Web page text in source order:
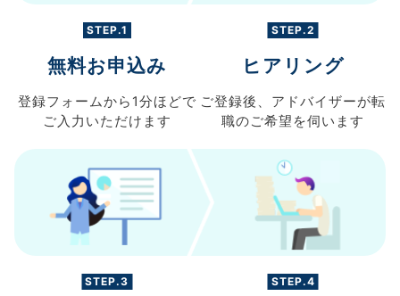
STEP.1
無料お申込み
登録フォームから 1分ほどで
ご入力 いただけます
STEP.2
ヒアリング
ご登録後、 アドバイザーが転
職のご希望を伺います
STEP.3 STEP.4